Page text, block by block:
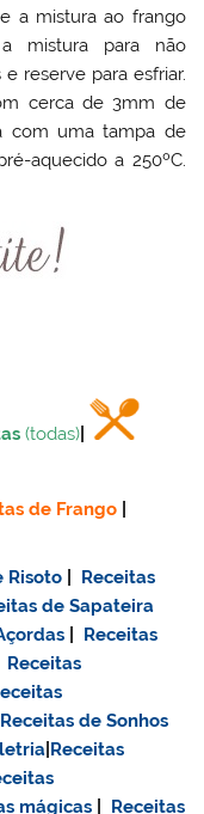
a mistura ao frango
mistura para não
reserve para esfriar.
cerca de 3mm de
com uma tampa de
aquecido a 250ºC.
(todas)
de Frango
Risoto
Receitas
de Sapateira
Receitas
Receitas
Receitas de Sonhos
Receitas
mágicas Receitas